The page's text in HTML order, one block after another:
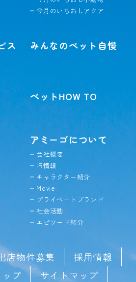
今月のいちおしアクア
ス みんなのペット自慢
ペットHOW TO
アミーゴについて
会社概要
IR情報
キャラクター紹介
Movie
プライベートブランド
社会活動
エピソード紹介
店物件募集
採用情報
プ
サイトマップ